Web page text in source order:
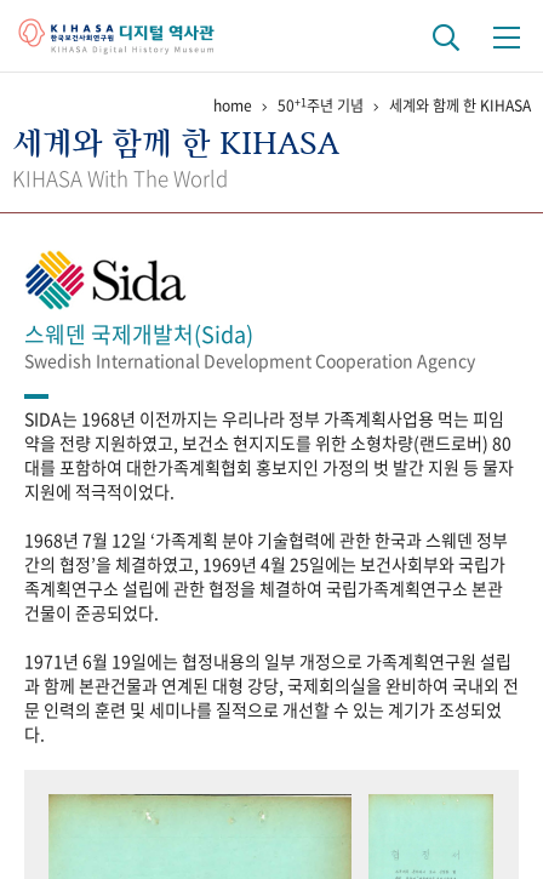
걸어온 길 기관 변천사 역대 기관장
정책과 연구 키워드로 보는 연구 역사
간행물 변천사
기록물 아카이브
사진 아카이브 문서 기록물 행정박물 영상 기록물
성과 50선 숫자로 보는 50년 50+1주년 광장
세계와 함께 한 KIHASA
VR 역사관
home 50+1주년 기념 세계와 함께 한 KIHASA
세계와 함께 한 KIHASA
KIHASA With The World
스웨덴 국제개발처(Sida)
Swedish International Development Cooperation Agency
SIDA는 1968년 이전까지는 우리나라 정부 가족계획사업용 먹는 피임
약을 전량 지원하였고, 보건소 현지지도를 위한 소형차량(랜드로버) 80
대를 포함하여 대한가족계획협회 홍보지인 가정의 벗 발간 지원 등 물자
지원에 적극적이었다.
1968년 7월 12일 ‘가족계획 분야 기술협력에 관한 한국과 스웨덴 정부
간의 협정’을 체결하였고, 1969년 4월 25일에는 보건사회부와 국립가
족계획연구소 설립에 관한 협정을 체결하여 국립가족계획연구소 본관
건물이 준공되었다.
1971년 6월 19일에는 협정내용의 일부 개정으로 가족계획연구원 설립
과 함께 본관건물과 연계된 대형 강당, 국제회의실을 완비하여 국내외 전
문 인력의 훈련 및 세미나를 질적으로 개선할 수 있는 계기가 조성되었
다.